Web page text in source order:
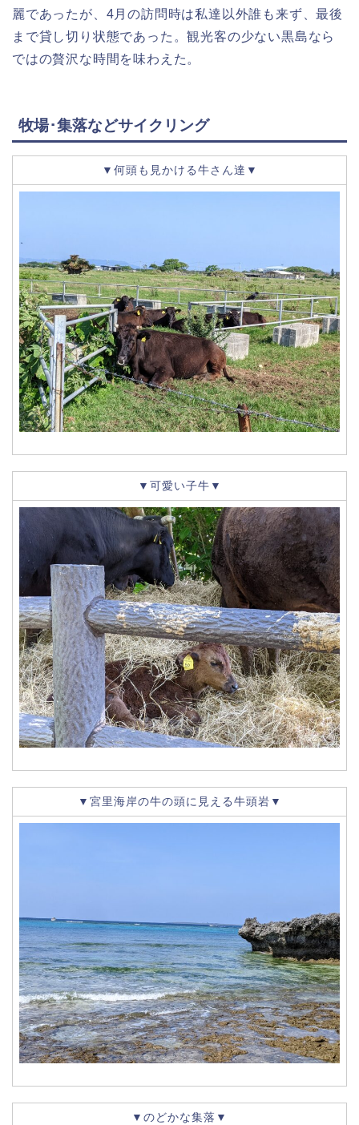
麗であったが、4月の訪問時は私達以外誰も来ず、最後
まで貸し切り状態であった。観光客の少ない黒島なら
ではの贅沢な時間を味わえた。
牧場･集落などサイクリング
▼何頭も見かける牛さん達▼
▼可愛い子牛▼
▼宮里海岸の牛の頭に見える牛頭岩▼
▼のどかな集落▼